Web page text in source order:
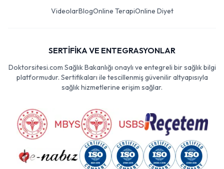
VideolarBlogOnline TerapiOnline Diyet
SERTİFİKA VE ENTEGRASYONLAR
Doktorsitesi.com Sağlık Bakanlığı onaylı ve entegreli bir sağlık bilgi
platformudur. Sertifikaları ile tescillenmiş güvenilir altyapısıyla
sağlık hizmetlerine erişim sağlar.